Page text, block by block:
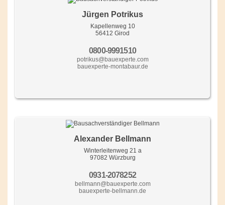
Jürgen Potrikus
Kapellenweg 10
56412 Girod
0800-9991510
potrikus@bauexperte.com
bauexperte-montabaur.de
Alexander Bellmann
Winterleitenweg 21 a
97082 Würzburg
0931-2078252
bellmann@bauexperte.com
bauexperte-bellmann.de